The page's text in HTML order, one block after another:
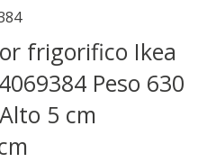
frigorifico Ikea
Peso 630
5 cm